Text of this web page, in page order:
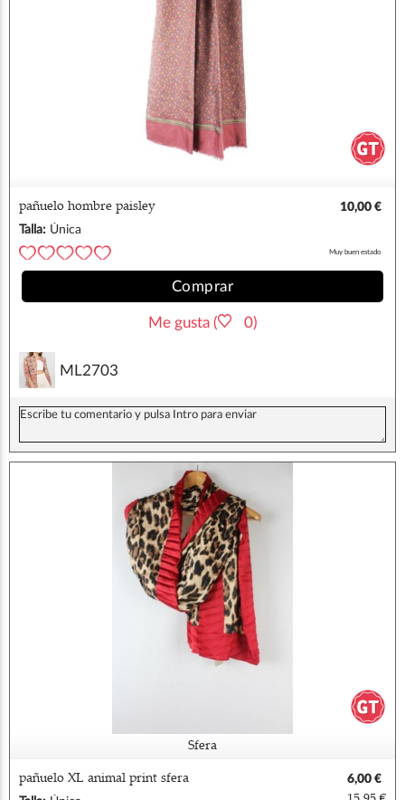
pañuelo hombre paisley
10,00 €
Talla: Única
Muy buen estado
Comprar
Me gusta ( 0)
ML2703
Sfera
pañuelo XL animal print sfera
6,00 €